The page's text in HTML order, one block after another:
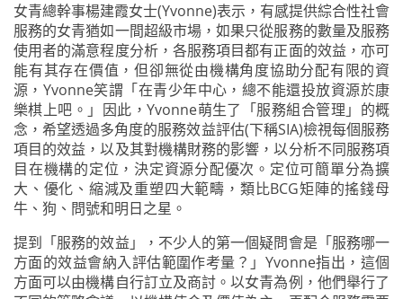
女青總幹事楊建霞女士(Yvonne)表示，有感提供綜合性社會
服務的女青猶如一間超級市場，如果只從服務的數量及服務
使用者的滿意程度分析，各服務項目都有正面的效益，亦可
能有其存在價值，但卻無從由機構角度協助分配有限的資
源，Yvonne笑謂「在青少年中心，總不能還投放資源於康
樂棋上吧。」因此，Yvonne萌生了「服務組合管理」的概
念，希望透過多角度的服務效益評估(下稱SIA)檢視每個服務
項目的效益，以及其對機構財務的影響，以分析不同服務項
目在機構的定位，決定資源分配優次。定位可簡單分為擴
大、優化、縮減及重塑四大範疇，類比BCG矩陣的搖錢母
牛、狗、問號和明日之星。
提到「服務的效益」，不少人的第一個疑問會是「服務哪一
方面的效益會納入評估範圍作考量？」Yvonne指出，這個
方面可以由機構自行訂立及商討。以女青為例，他們舉行了